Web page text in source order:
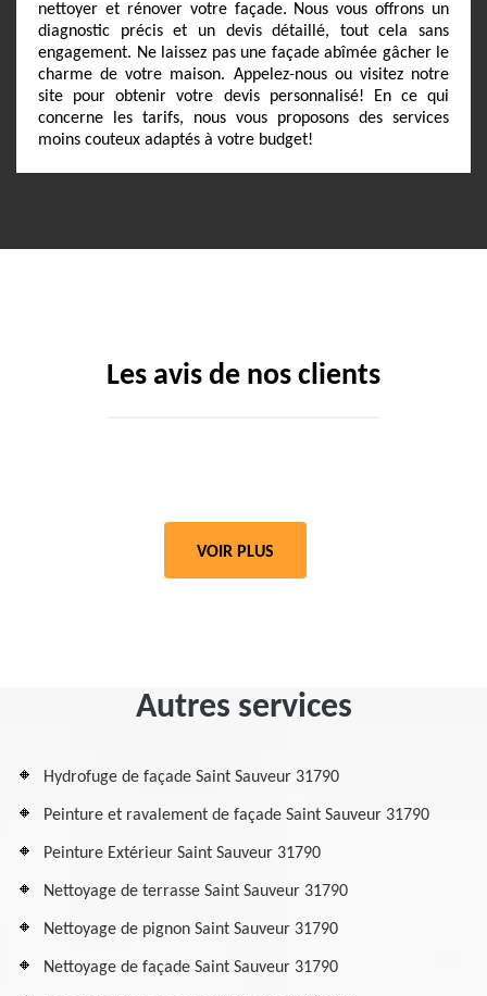
nettoyer et rénover votre façade. Nous vous offrons un
diagnostic précis et un devis détaillé, tout cela sans
engagement. Ne laissez pas une façade abîmée gâcher le
charme de votre maison. Appelez-nous ou visitez notre
site pour obtenir votre devis personnalisé! En ce qui
concerne les tarifs, nous vous proposons des services
moins couteux adaptés à votre budget!
Les avis de nos clients
VOIR PLUS
Autres services
Hydrofuge de façade Saint Sauveur 31790
Peinture et ravalement de façade Saint Sauveur 31790
Peinture Extérieur Saint Sauveur 31790
Nettoyage de terrasse Saint Sauveur 31790
Nettoyage de pignon Saint Sauveur 31790
Nettoyage de façade Saint Sauveur 31790